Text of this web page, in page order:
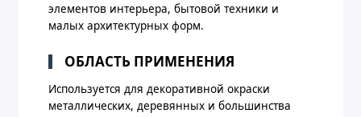
элементов интерьера, бытовой техники и
малых архитектурных форм.
ОБЛАСТЬ ПРИМЕНЕНИЯ
Используется для декоративной окраски
металлических, деревянных и большинства